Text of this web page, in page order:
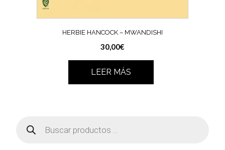
HERBIE HANCOCK ‎– MWANDISHI
30,00€
LEER MÁS
productos